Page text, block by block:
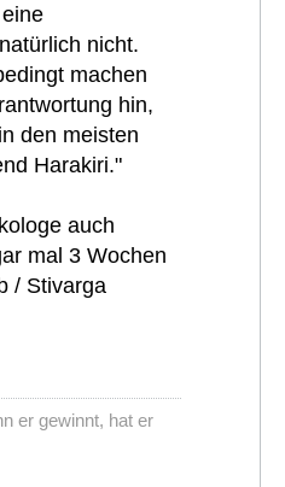
nicht.
machen
hin,
den meisten
Harakiri."
auch
mal 3 Wochen
/ Stivarga
er gewinnt, hat er